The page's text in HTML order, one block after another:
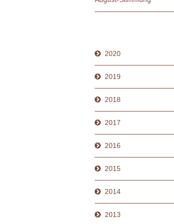
2020
2019
2018
2017
2016
2015
2014
2013